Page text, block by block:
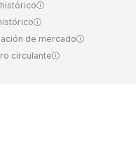
de mercado
circulante